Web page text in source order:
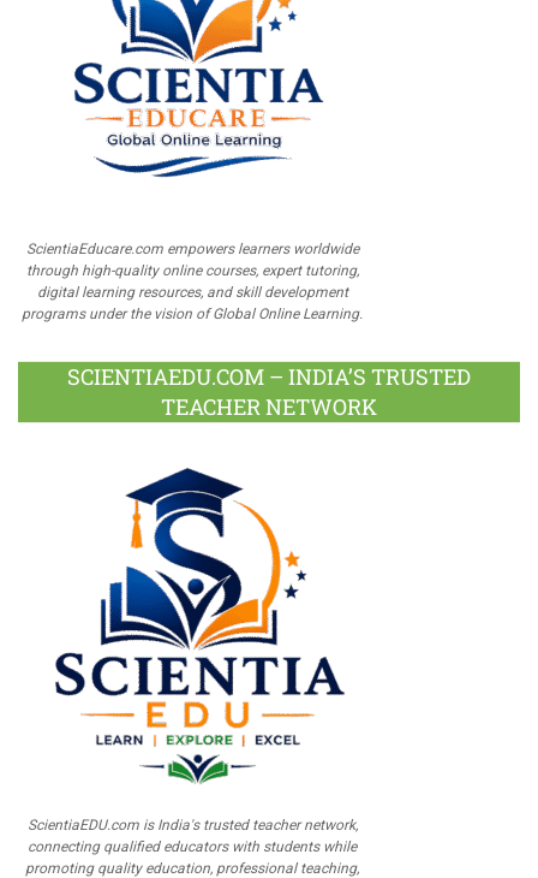
ScientiaEducare.com empowers learners worldwide
through high-quality online courses, expert tutoring,
digital learning resources, and skill development
programs under the vision of Global Online Learning.
SCIENTIAEDU.COM – INDIA’S TRUSTED
TEACHER NETWORK
ScientiaEDU.com is India's trusted teacher network,
connecting qualified educators with students while
promoting quality education, professional teaching,